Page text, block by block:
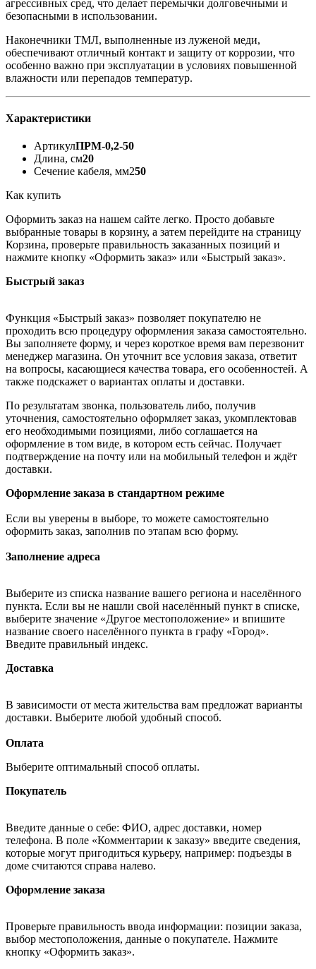
агрессивных сред, что делает перемычки долговечными и
безопасными в использовании.
Наконечники ТМЛ, выполненные из луженой меди,
обеспечивают отличный контакт и защиту от коррозии, что
особенно важно при эксплуатации в условиях повышенной
влажности или перепадов температур.
Характеристики
АртикулПРМ-0,2-50
Длина, см20
Сечение кабеля, мм250
Как купить
Оформить заказ на нашем сайте легко. Просто добавьте
выбранные товары в корзину, а затем перейдите на страницу
Корзина, проверьте правильность заказанных позиций и
нажмите кнопку «Оформить заказ» или «Быстрый заказ».
Быстрый заказ
Функция «Быстрый заказ» позволяет покупателю не
проходить всю процедуру оформления заказа самостоятельно.
Вы заполняете форму, и через короткое время вам перезвонит
менеджер магазина. Он уточнит все условия заказа, ответит
на вопросы, касающиеся качества товара, его особенностей. А
также подскажет о вариантах оплаты и доставки.
По результатам звонка, пользователь либо, получив
уточнения, самостоятельно оформляет заказ, укомплектовав
его необходимыми позициями, либо соглашается на
оформление в том виде, в котором есть сейчас. Получает
подтверждение на почту или на мобильный телефон и ждёт
доставки.
Оформление заказа в стандартном режиме
Если вы уверены в выборе, то можете самостоятельно
оформить заказ, заполнив по этапам всю форму.
Заполнение адреса
Выберите из списка название вашего региона и населённого
пункта. Если вы не нашли свой населённый пункт в списке,
выберите значение «Другое местоположение» и впишите
название своего населённого пункта в графу «Город».
Введите правильный индекс.
Доставка
В зависимости от места жительства вам предложат варианты
доставки. Выберите любой удобный способ.
Оплата
Выберите оптимальный способ оплаты.
Покупатель
Введите данные о себе: ФИО, адрес доставки, номер
телефона. В поле «Комментарии к заказу» введите сведения,
которые могут пригодиться курьеру, например: подъезды в
доме считаются справа налево.
Оформление заказа
Проверьте правильность ввода информации: позиции заказа,
выбор местоположения, данные о покупателе. Нажмите
кнопку «Оформить заказ».